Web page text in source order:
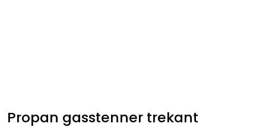
Propan gasstenner trekant